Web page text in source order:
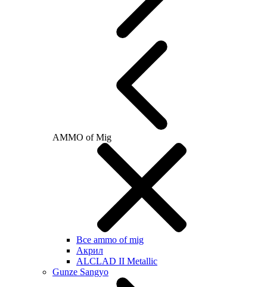
AMMO of Mig
Все ammo of mig
Акрил
ALCLAD II Metallic
Gunze Sangyo